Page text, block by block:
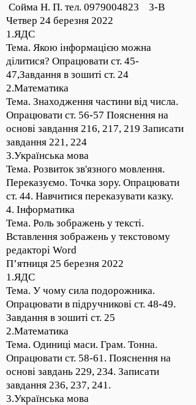
Сойма Н. П. тел. 0979004823 3-В
Четвер 24 березня 2022
1.ЯДС
Тема. Якою інформацією можна
ділитися? Опрацювати ст. 45-
47,Завдання в зошиті ст. 24
2.Математика
Тема. Знаходження частини від числа.
Опрацювати ст. 56-57 Пояснення на
основі завдання 216, 217, 219 Записати
завдання 221, 224
3.Українська мова
Тема. Розвиток зв'язного мовлення.
Переказуємо. Точка зору. Опрацювати
ст. 44. Навчитися переказувати казку.
4. Інформатика
Тема. Роль зображень у тексті.
Вставлення зображень у текстовому
редакторі Word
П’ятниця 25 березня 2022
1.ЯДС
Тема. У чому сила подорожника.
Опрацювати в підручникові ст. 48-49.
Завдання в зошиті ст. 25
2.Математика
Тема. Одиниці маси. Грам. Тонна.
Опрацювати ст. 58-61. Пояснення на
основі завдань 229, 234. Записати
завдання 236, 237, 241.
3.Українська мова